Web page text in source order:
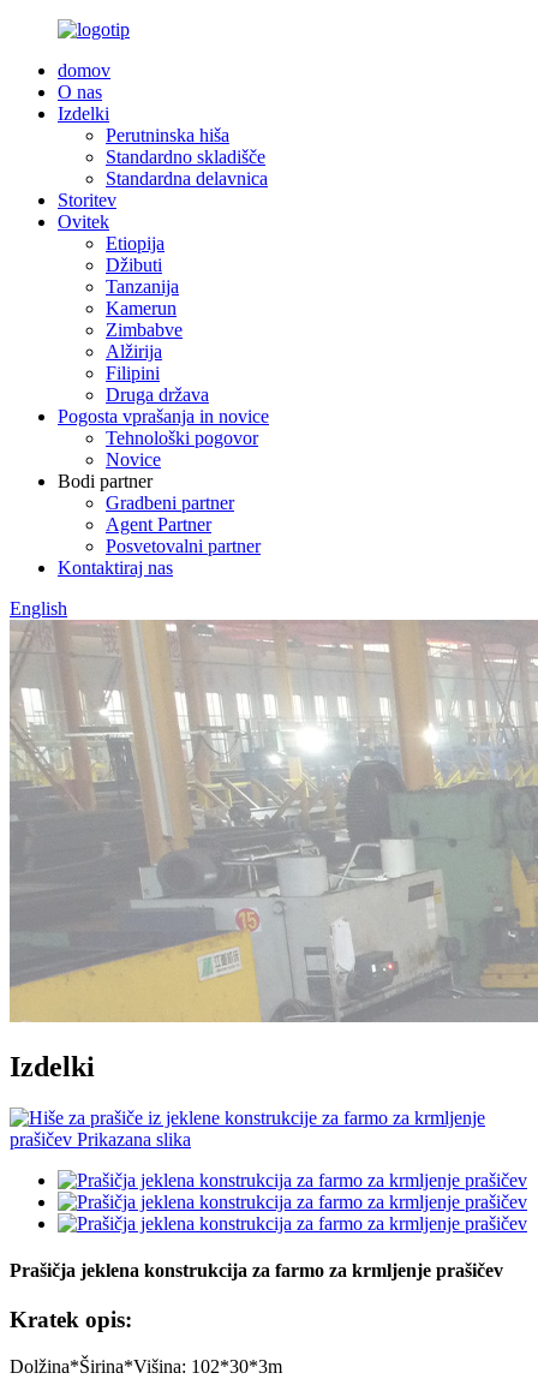
domov
O nas
Izdelki
Perutninska hiša
Standardno skladišče
Standardna delavnica
Storitev
Ovitek
Etiopija
Džibuti
Tanzanija
Kamerun
Zimbabve
Alžirija
Filipini
Druga država
Pogosta vprašanja in novice
Tehnološki pogovor
Novice
Bodi partner
Gradbeni partner
Agent Partner
Posvetovalni partner
Kontaktiraj nas
English
Izdelki
Prašičja jeklena konstrukcija za farmo za krmljenje prašičev
Kratek opis:
Dolžina*Širina*Višina: 102*30*3m